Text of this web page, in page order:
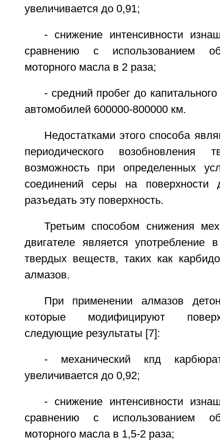
увеличивается до 0,91;
- снижение интенсивности
сравнению с использованием
моторного масла в 2 раза;
- средний пробег до
автомобилей 600000-800000 км.
Недостатками этого способа
периодического
возможность при определенных
соединений серы на поверхности
разъедать эту поверхность.
Третьим способом снижения
двигателе является употребление
твердых веществ, таких как
алмазов.
При применении алмазов
которые модифицируют
следующие результаты [7]:
- механический кпд
увеличивается до 0,92;
- снижение интенсивности
сравнению с использованием
моторного масла в 1,5-2 раза;